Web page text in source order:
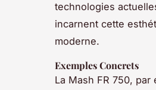
technologies
incarnent cette
moderne.
Exemples Concrets
La Mash FR 750,